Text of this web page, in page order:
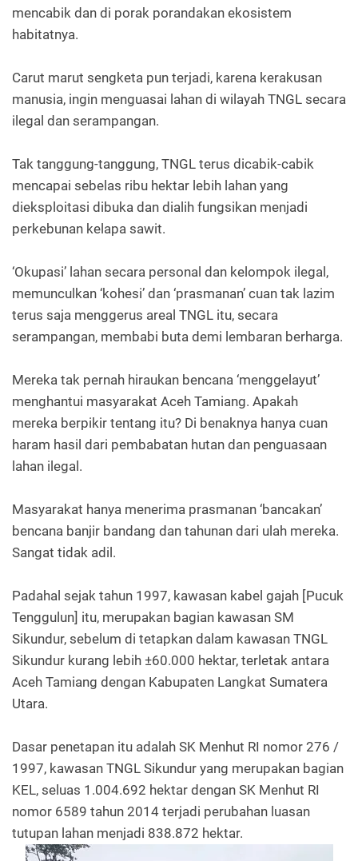
mencabik dan di porak porandakan ekosistem
habitatnya.
Carut marut sengketa pun terjadi, karena kerakusan
manusia, ingin menguasai lahan di wilayah TNGL secara
ilegal dan serampangan.
Tak tanggung-tanggung, TNGL terus dicabik-cabik
mencapai sebelas ribu hektar lebih lahan yang
dieksploitasi dibuka dan dialih fungsikan menjadi
perkebunan kelapa sawit.
‘Okupasi’ lahan secara personal dan kelompok ilegal,
memunculkan ‘kohesi’ dan ‘prasmanan’ cuan tak lazim
terus saja menggerus areal TNGL itu, secara
serampangan, membabi buta demi lembaran berharga.
Mereka tak pernah hiraukan bencana ‘menggelayut’
menghantui masyarakat Aceh Tamiang. Apakah
mereka berpikir tentang itu? Di benaknya hanya cuan
haram hasil dari pembabatan hutan dan penguasaan
lahan ilegal.
Masyarakat hanya menerima prasmanan ‘bancakan’
bencana banjir bandang dan tahunan dari ulah mereka.
Sangat tidak adil.
Padahal sejak tahun 1997, kawasan kabel gajah [Pucuk
Tenggulun] itu, merupakan bagian kawasan SM
Sikundur, sebelum di tetapkan dalam kawasan TNGL
Sikundur kurang lebih ±60.000 hektar, terletak antara
Aceh Tamiang dengan Kabupaten Langkat Sumatera
Utara.
Dasar penetapan itu adalah SK Menhut RI nomor 276 /
1997, kawasan TNGL Sikundur yang merupakan bagian
KEL, seluas 1.004.692 hektar dengan SK Menhut RI
nomor 6589 tahun 2014 terjadi perubahan luasan
tutupan lahan menjadi 838.872 hektar.